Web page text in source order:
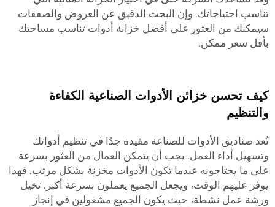
تناسب احتياجاتك. وإن البحث الدقيق عن العروض والصفقات
سيمكنك من العثور على أفضل خزانة أدوات تناسب مساحتك
بأقل سعر ممكن.
كيف تحسن خزائن الأدوات الصناعية الكفاءة
والتنظيم
تُعد صناديق الأدوات للصناعة مفيدة جدًا في تنظيم أدواتك
وتسهيل أداء العمل. يجب أن يتمكن العمال من العثور بسرعة
على ما يحتاجونه عندما تكون الأدوات مخزنة بشكل مرتب. فهذا
يوفر عليهم الوقت، ويجعل الجميع يعملون بسرعة أكبر. تخيل
ورشة عمل نشطة، حيث يكون الجميع مشغولين في إنجاز